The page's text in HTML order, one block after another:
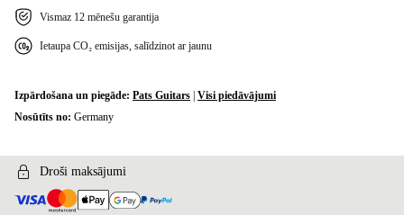
Vismaz 12 mēnešu garantija
Ietaupa CO₂ emisijas, salīdzinot ar jaunu
Izpārdošana un piegāde: Pats Guitars Visi piedāvājumi
Nosūtīts no: Germany
Droši maksājumi